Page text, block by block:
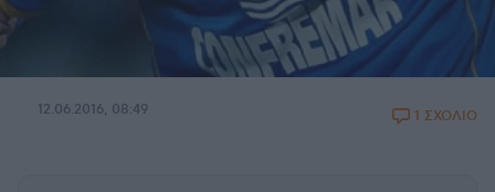
12.06.2016, 08:49 1 ΣΧΟΛΙΟ